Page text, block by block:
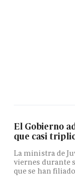
El Gobierno
que casi
La ministra de
viernes durante
que se han